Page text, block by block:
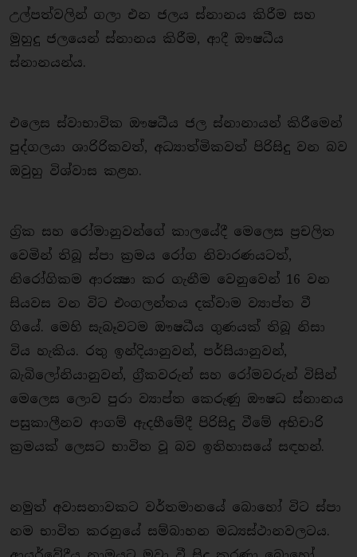
උල්පත්වලින් ගලා එන ජලය ස්නානය කිරීම සහ
මුහුදු ජලයෙන් ස්නානය කිරීම, ආදී ඖෂධීය
ස්නානයන්ය.
එලෙස ස්වාභාවික ඖෂධීය ජල ස්නානායන් කිරීමෙන්
පුද්ගලයා ශාරිරිකවත්, අධ්‍යාත්මිකවත් පිරිසිදු වන බව
ඔවුහු විශ්වාස කළහ.
ග‍්‍රික සහ රෝමානුවන්ගේ කාලයේදී මෙලෙස ප‍්‍රචලිත
වෙමින් තිබූ ස්පා ක‍්‍රමය රෝග නිවාරණයටත්,
නිරෝගිකම ආරක්‍ෂා කර ගැනීම වෙනුවෙන් 16 වන
සියවස වන විට එංගලන්තය දක්වාම ව්‍යාප්ත වී
ගියේ. මෙහි සැබෑවටම ඖෂධීය ගුණයක් තිබූ නිසා
විය හැකිය. රතු ඉන්දියානුවන්, පර්සියානුවන්,
බැබිලෝනියානුවන්, ග‍්‍රීකවරුන් සහ රෝමවරුන් විසින්
මෙලෙස ලොව පුරා ව්‍යාප්ත කෙරුණු ඖෂධ ස්නානය
පසුකාලීනව ආගම් ඇදහීමේදී පිරිසිදු වීමේ අභිචාරි
ක‍්‍රමයක් ලෙසට භාවිත වූ බව ඉතිහාසයේ සඳහන්.
නමුත් අවාසනාවකට වර්තමානයේ බොහෝ විට ස්පා
නම භාවිත කරනුයේ සම්බාහන මධ්‍යස්ථානවලටය.